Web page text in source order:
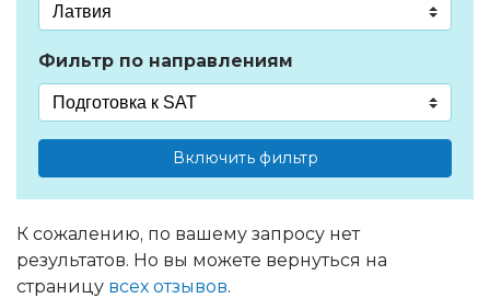
Фильтр по направлениям
Включить фильтр
К сожалению, по вашему запросу нет
результатов. Но вы можете вернуться на
страницу всех отзывов.